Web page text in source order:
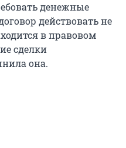
денежные
действовать не
в правовом
сделки
она.